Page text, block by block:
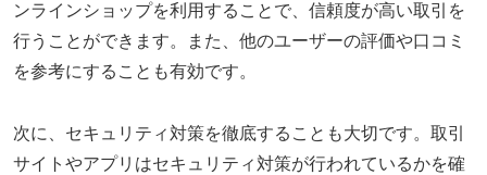
ンラインショップを利用することで、信頼度が高い取引を
行うことができます。また、他のユーザーの評価や口コミ
を参考にすることも有効です。
次に、セキュリティ対策を徹底することも大切です。取引
サイトやアプリはセキュリティ対策が行われているかを確